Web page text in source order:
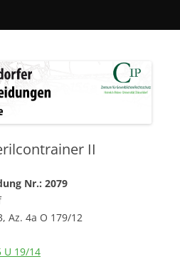
II
Nr.: 2079
Az. 4a O 179/12
U 19/14